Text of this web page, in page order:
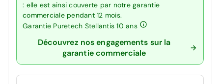
: elle est ainsi couverte par notre garantie
commerciale pendant 12 mois.
Garantie Puretech Stellantis 10 ans
Découvrez nos engagements sur la
garantie commerciale